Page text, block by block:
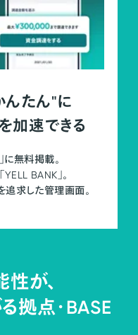
んたん"に
加速できる
に無料掲載。
BANK」。
追求した管理画面。
が、
拠点・BASE